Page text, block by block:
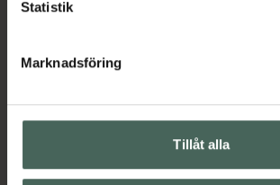
Statistik
Marknadsföring
Tillåt alla
vattenlevande organismer med
orsaka allergisk hudreaktion.Vid
vatten. Om hudirritation uppstår;
medicinsk rådgivning.VID DIREKT
ÖGONKONTAKT: Skölj försiktigt
flera minuter. Om möjligt,